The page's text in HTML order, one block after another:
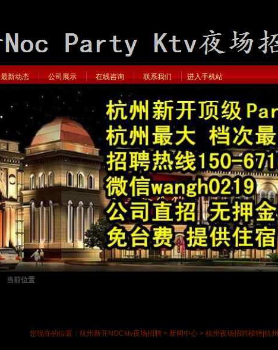
最新动态 公司展示 在线咨询 联系我们 进入手机站
当前位置
您现在的位置： 杭州新开NOCktv夜场招聘 > 新闻中心 > 杭州夜场招聘模特|杭